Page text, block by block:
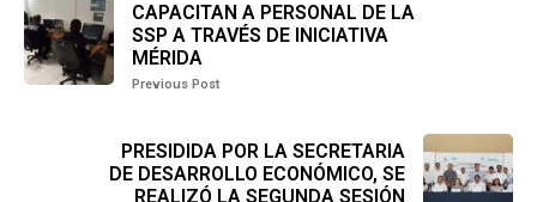
CAPACITAN A PERSONAL DE LA
SSP A TRAVÉS DE INICIATIVA
MÉRIDA
Previous Post
PRESIDIDA POR LA SECRETARIA
DE DESARROLLO ECONÓMICO, SE
REALIZÓ LA SEGUNDA SESIÓN